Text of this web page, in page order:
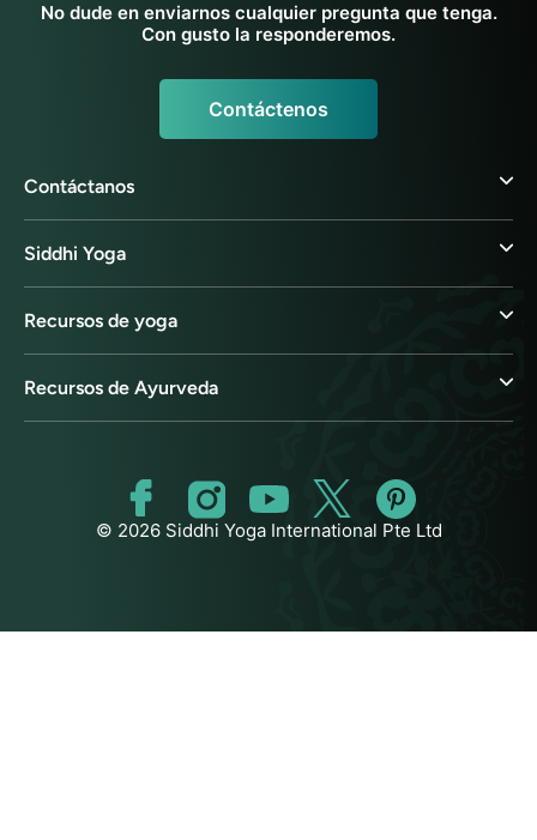
No dude en enviarnos cualquier pregunta que tenga.
Con gusto la responderemos.
Contáctenos
Contáctanos
Siddhi Yoga
Recursos de yoga
Recursos de Ayurveda
© 2026 Siddhi Yoga International Pte Ltd